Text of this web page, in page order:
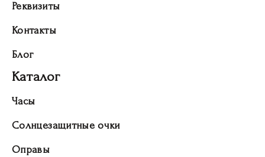
Реквизиты
Контакты
Блог
Каталог
Часы
Солнцезащитные очки
Оправы